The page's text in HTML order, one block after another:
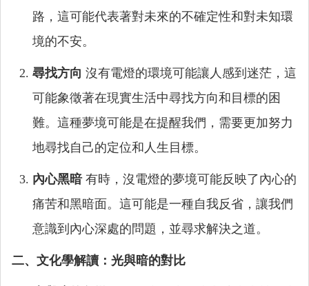
路，這可能代表著對未來的不確定性和對未知環
境的不安。
尋找方向 沒有電燈的環境可能讓人感到迷茫，這
可能象徵著在現實生活中尋找方向和目標的困
難。這種夢境可能是在提醒我們，需要更加努力
地尋找自己的定位和人生目標。
內心黑暗有時，沒電燈的夢境可能反映了內心的
痛苦和黑暗面。這可能是一種自我反省，讓我們
意識到內心深處的問題，並尋求解決之道。
二、文化學解讀：光與暗的對比